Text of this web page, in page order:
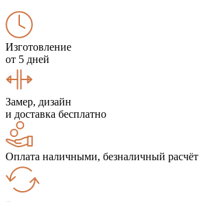
Изготовление
от 5 дней
Замер, дизайн
и доставка бесплатно
Оплата наличными, безналичный расчёт